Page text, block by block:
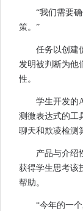
“我们需要
策。”
任务以创建
发明被判断为他
性。
学生开发的
测微表达式的工
聊天和欺凌检测
产品与介绍
获得学生思考该
帮助。
“今年的一